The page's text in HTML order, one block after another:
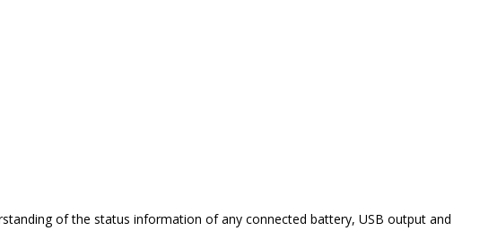
of the status information of any connected battery, USB output and